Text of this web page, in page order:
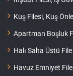
Kuş Filesi, Kuş
Apartman Boşluk
Halı Saha Üstü File
Havuz Emniyet